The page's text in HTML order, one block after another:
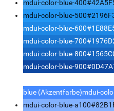
mdui-color-blue-400
mdui-color-blue-500
mdui-color-blue-600
mdui-color-blue-700
mdui-color-blue-800
mdui-color-blue-900
blue (Akzentfarbe)mdui-
mdui-color-blue-a100